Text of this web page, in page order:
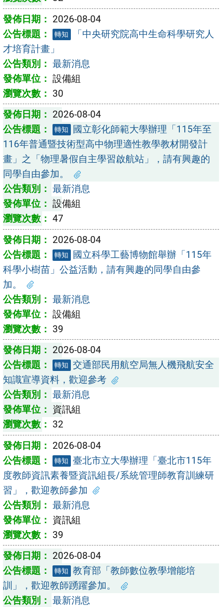
2026-08-04
轉知
「中央研究院高中生命科學研究人
才培育計畫」
最新消息
設備組
30
2026-08-04
轉知
國立彰化師範大學辦理「115年至
116年普通暨技術型高中物理適性教學教材開發計
畫」之「物理暑假自主學習啟航站」，請有興趣的
同學自由參加。
最新消息
設備組
47
2026-08-04
轉知
國立科學工藝博物館舉辦「115年
科學小樹苗」公益活動，請有興趣的同學自由參
加。
最新消息
設備組
39
2026-08-04
轉知 交通部民用航空局無人機飛航安全
知識宣導資料，歡迎參考
最新消息
資訊組
32
2026-08-04
轉知 臺北市立大學辦理「臺北市115年
度教師資訊素養暨資訊組長/系統管理師教育訓練研
習」，歡迎教師參加
最新消息
資訊組
39
2026-08-04
轉知 教育部「教師數位教學增能培
訓」，歡迎教師踴躍參加。
最新消息